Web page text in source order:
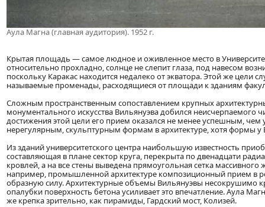
Аула Магна (главная аудитория). 1952 г.
Крытая площадь — самое людное и оживленное место в
относительно прохладно, солнце не слепит глаза, под навесом
поскольку Каракас находится недалеко от экватора. Этой же цели
называемые променады, расходящиеся от площади к зданиям
Сложным пространственным сопоставлением крупных
монументального искусства Вильянуэва добился неисчерпаемого
достижения этой цели его прием оказался не менее успешным,
нерегулярным, скульптурным формам в архитектуре, хотя формы
Из зданий университетского центра наибольшую известность
составляющая в плане сектор круга, перекрыта по двенадцати
кровлей, а на все стены выведена прямоугольная сетка
например, промышленной архитектуре композиционный прием в
образную силу. Архитектурные объемы Вильянуэвы несокрушимо
опалубки поверхность бетона усиливает это впечатление. Аула
же крепка зрительно, как пирамиды, Гардский мост, Колизей.